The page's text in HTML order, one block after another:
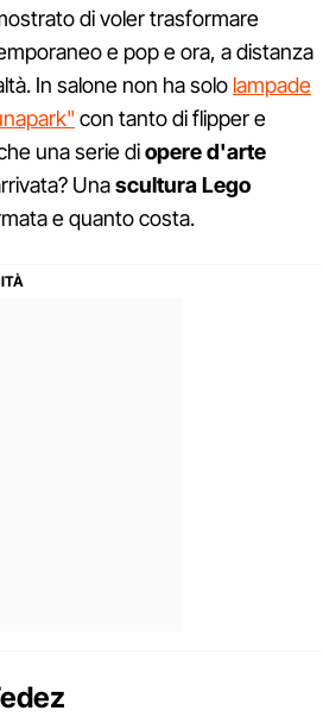
di voler trasformare
e pop e ora, a distanza
In salone non ha solo lampade
con tanto di flipper e
una serie diopere d'arte
Unascultura Lego
e quanto costa.